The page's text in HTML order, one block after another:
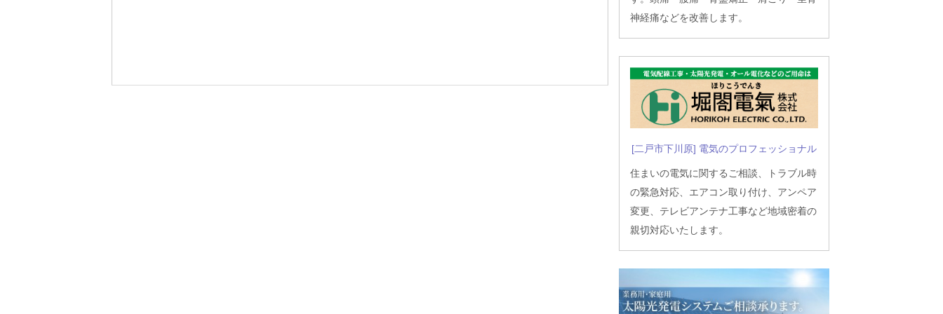
神経痛などを改善します。
[二戸市下川原] 電気のプロフェッショナル
住まいの電気に関するご相談、トラブル時
の緊急対応、エアコン取り付け、アンペア
変更、テレビアンテナ工事など地域密着の
親切対応いたします。